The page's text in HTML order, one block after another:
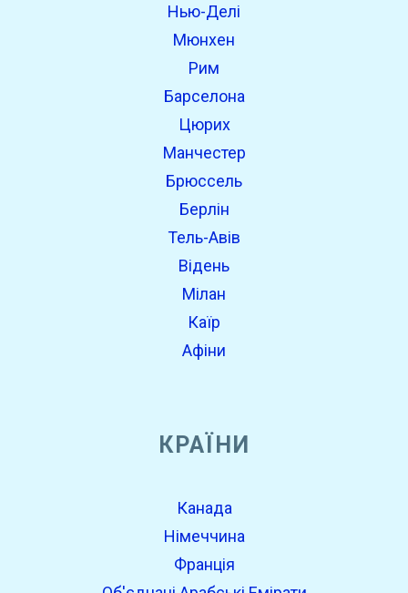
Нью-Делі
Мюнхен
Рим
Барселона
Цюрих
Манчестер
Брюссель
Берлін
Тель-Авів
Відень
Мілан
Каїр
Афіни
КРАЇНИ
Канада
Німеччина
Франція